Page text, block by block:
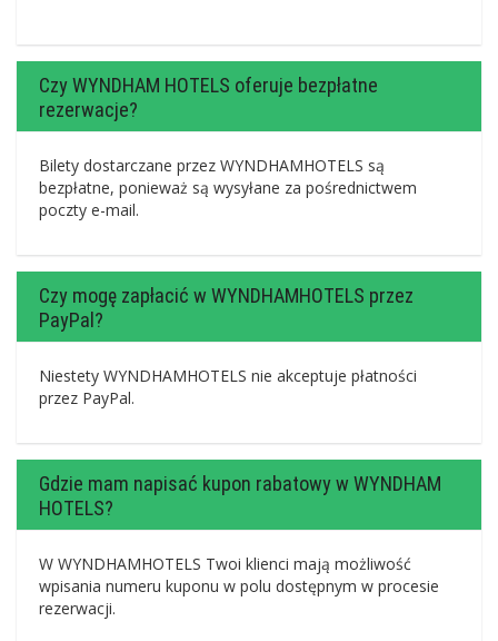
Czy WYNDHAM HOTELS oferuje bezpłatne
rezerwacje?
Bilety dostarczane przez WYNDHAMHOTELS są
bezpłatne, ponieważ są wysyłane za pośrednictwem
poczty e-mail.
Czy mogę zapłacić w WYNDHAMHOTELS przez
PayPal?
Niestety WYNDHAMHOTELS nie akceptuje płatności
przez PayPal.
Gdzie mam napisać kupon rabatowy w WYNDHAM
HOTELS?
W WYNDHAMHOTELS Twoi klienci mają możliwość
wpisania numeru kuponu w polu dostępnym w procesie
rezerwacji.